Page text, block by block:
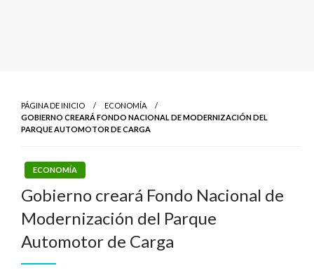
PÁGINA DE INICIO
ECONOMÍA
GOBIERNO CREARÁ FONDO NACIONAL DE MODERNIZACIÓN DEL
PARQUE AUTOMOTOR DE CARGA
ECONOMÍA
Gobierno creará Fondo Nacional de
Modernización del Parque
Automotor de Carga